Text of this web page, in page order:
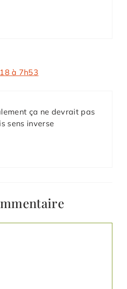
à 7h53
ça ne devrait pas
sens inverse